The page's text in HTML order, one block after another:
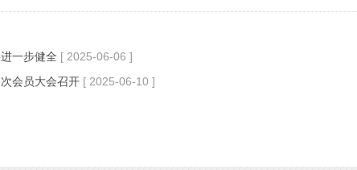
一步健全 [ 2025-06-06 ]
会员大会召开 [ 2025-06-10 ]